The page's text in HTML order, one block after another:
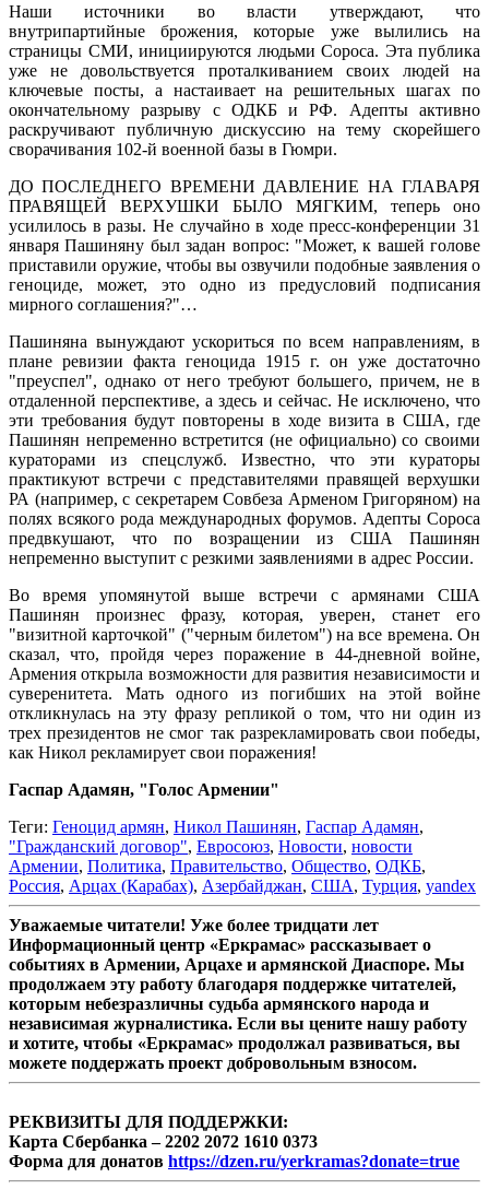
Наши источники во власти утверждают, что
внутрипартийные брожения, которые уже вылились на
страницы СМИ, инициируются людьми Сороса. Эта публика
уже не довольствуется проталкиванием своих людей на
ключевые посты, а настаивает на решительных шагах по
окончательному разрыву с ОДКБ и РФ. Адепты активно
раскручивают публичную дискуссию на тему скорейшего
сворачивания 102-й военной базы в Гюмри.
ДО ПОСЛЕДНЕГО ВРЕМЕНИ ДАВЛЕНИЕ НА ГЛАВАРЯ
ПРАВЯЩЕЙ ВЕРХУШКИ БЫЛО МЯГКИМ, теперь оно
усилилось в разы. Не случайно в ходе пресс-конференции 31
января Пашиняну был задан вопрос: "Может, к вашей голове
приставили оружие, чтобы вы озвучили подобные заявления о
геноциде, может, это одно из предусловий подписания
мирного соглашения?"…
Пашиняна вынуждают ускориться по всем направлениям, в
плане ревизии факта геноцида 1915 г. он уже достаточно
"преуспел", однако от него требуют большего, причем, не в
отдаленной перспективе, а здесь и сейчас. Не исключено, что
эти требования будут повторены в ходе визита в США, где
Пашинян непременно встретится (не официально) со своими
кураторами из спецслужб. Известно, что эти кураторы
практикуют встречи с представителями правящей верхушки
РА (например, с секретарем Совбеза Арменом Григоряном) на
полях всякого рода международных форумов. Адепты Сороса
предвкушают, что по возращении из США Пашинян
непременно выступит с резкими заявлениями в адрес России.
Во время упомянутой выше встречи с армянами США
Пашинян произнес фразу, которая, уверен, станет его
"визитной карточкой" ("черным билетом") на все времена. Он
сказал, что, пройдя через поражение в 44-дневной войне,
Армения открыла возможности для развития независимости и
суверенитета. Мать одного из погибших на этой войне
откликнулась на эту фразу репликой о том, что ни один из
трех президентов не смог так разрекламировать свои победы,
как Никол рекламирует свои поражения!
Гаспар Адамян, "Голос Армении"
Теги: Геноцид армян, Никол Пашинян, Гаспар Адамян,
"Гражданский договор", Евросоюз, Новости, новости
Армении, Политика, Правительство, Общество, ОДКБ,
Россия, Арцах (Карабах), Азербайджан, США, Турция, yandex
Уважаемые читатели! Уже более тридцати лет
Информационный центр «Еркрамас» рассказывает о
событиях в Армении, Арцахе и армянской Диаспоре. Мы
продолжаем эту работу благодаря поддержке читателей,
которым небезразличны судьба армянского народа и
независимая журналистика. Если вы цените нашу работу
и хотите, чтобы «Еркрамас» продолжал развиваться, вы
можете поддержать проект добровольным взносом.
РЕКВИЗИТЫ ДЛЯ ПОДДЕРЖКИ:
Карта Сбербанка – 2202 2072 1610 0373
Форма для донатов https://dzen.ru/yerkramas?donate=true